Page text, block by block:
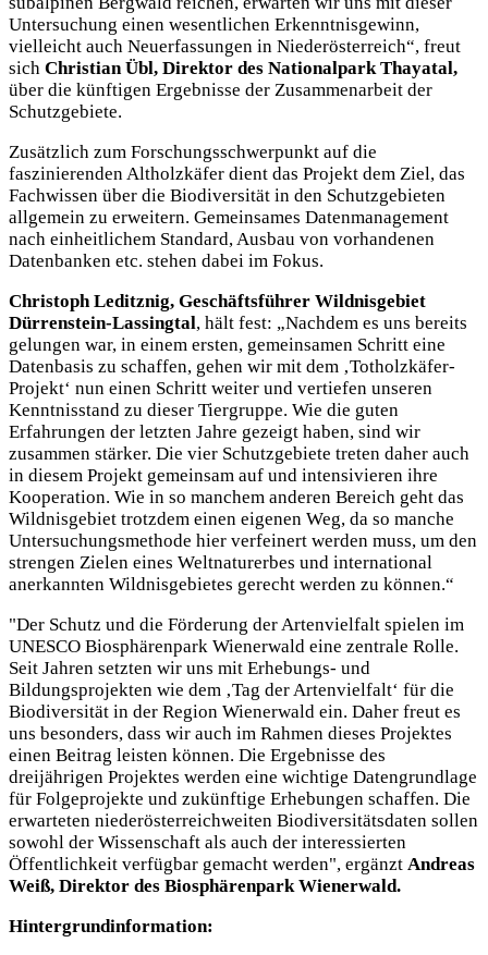
Untersuchung einen wesentlichen Erkenntnisgewinn,
vielleicht auch Neuerfassungen in Niederösterreich“, freut
sich Christian Übl, Direktor des Nationalpark Thayatal,
über die künftigen Ergebnisse der Zusammenarbeit der
Schutzgebiete.
Zusätzlich zum Forschungsschwerpunkt auf die
faszinierenden Altholzkäfer dient das Projekt dem Ziel, das
Fachwissen über die Biodiversität in den Schutzgebieten
allgemein zu erweitern. Gemeinsames Datenmanagement
nach einheitlichem Standard, Ausbau von vorhandenen
Datenbanken etc. stehen dabei im Fokus.
Christoph Leditznig, Geschäftsführer Wildnisgebiet
Dürrenstein-Lassingtal, hält fest: „Nachdem es uns bereits
gelungen war, in einem ersten, gemeinsamen Schritt eine
Datenbasis zu schaffen, gehen wir mit dem ‚Totholzkäfer-
Projekt‘ nun einen Schritt weiter und vertiefen unseren
Kenntnisstand zu dieser Tiergruppe. Wie die guten
Erfahrungen der letzten Jahre gezeigt haben, sind wir
zusammen stärker. Die vier Schutzgebiete treten daher auch
in diesem Projekt gemeinsam auf und intensivieren ihre
Kooperation. Wie in so manchem anderen Bereich geht das
Wildnisgebiet trotzdem einen eigenen Weg, da so manche
Untersuchungsmethode hier verfeinert werden muss, um den
strengen Zielen eines Weltnaturerbes und international
anerkannten Wildnisgebietes gerecht werden zu können.“
"Der Schutz und die Förderung der Artenvielfalt spielen im
UNESCO Biosphärenpark Wienerwald eine zentrale Rolle.
Seit Jahren setzten wir uns mit Erhebungs- und
Bildungsprojekten wie dem ‚Tag der Artenvielfalt‘ für die
Biodiversität in der Region Wienerwald ein. Daher freut es
uns besonders, dass wir auch im Rahmen dieses Projektes
einen Beitrag leisten können. Die Ergebnisse des
dreijährigen Projektes werden eine wichtige Datengrundlage
für Folgeprojekte und zukünftige Erhebungen schaffen. Die
erwarteten niederösterreichweiten Biodiversitätsdaten sollen
sowohl der Wissenschaft als auch der interessierten
Öffentlichkeit verfügbar gemacht werden", ergänzt Andreas
Weiß, Direktor des Biosphärenpark Wienerwald.
Hintergrundinformation: